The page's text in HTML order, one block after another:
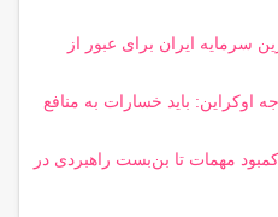
سرمایه ایران برای عبور از
اوکراین: باید خسارات به منافع
مهمات تا بن‌بست راهبردی در